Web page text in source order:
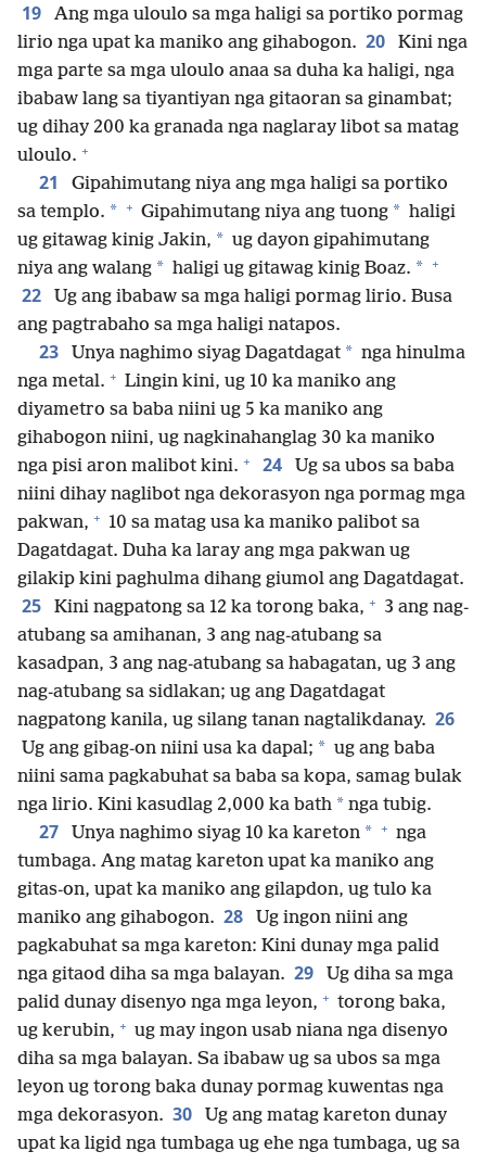
19
Ang mga uloulo sa mga haligi sa portiko pormag
lirio nga upat ka maniko ang gihabogon. 20
Kini nga
mga parte sa mga uloulo anaa sa duha ka haligi, nga
ibabaw lang sa tiyantiyan nga gitaoran sa ginambat;
ug dihay 200 ka granada nga naglaray libot sa matag
uloulo. +
21
Gipahimutang niya ang mga haligi sa portiko
sa templo. * + Gipahimutang niya ang tuong * haligi
ug gitawag kinig Jakin, * ug dayon gipahimutang
niya ang walang * haligi ug gitawag kinig Boaz. * +
22
Ug ang ibabaw sa mga haligi pormag lirio. Busa
ang pagtrabaho sa mga haligi natapos.
23 Unya naghimo siyag Dagatdagat * nga hinulma
nga metal. + Lingin kini, ug 10 ka maniko ang
diyametro sa baba niini ug 5 ka maniko ang
gihabogon niini, ug nagkinahanglag 30 ka maniko
nga pisi aron malibot kini. + 24
Ug sa ubos sa baba
niini dihay naglibot nga dekorasyon nga pormag mga
pakwan, + 10 sa matag usa ka maniko palibot sa
Dagatdagat. Duha ka laray ang mga pakwan ug
gilakip kini paghulma dihang giumol ang Dagatdagat.
25 Kini nagpatong sa 12 ka torong baka, + 3 ang nag-
atubang sa amihanan, 3 ang nag-atubang sa
kasadpan, 3 ang nag-atubang sa habagatan, ug 3 ang
nag-atubang sa sidlakan; ug ang Dagatdagat
nagpatong kanila, ug silang tanan nagtalikdanay. 26
Ug ang gibag-on niini usa ka dapal; * ug ang baba
niini sama pagkabuhat sa baba sa kopa, samag bulak
nga lirio. Kini kasudlag 2,000 ka bath * nga tubig.
27 Unya naghimo siyag 10 ka kareton * + nga
tumbaga. Ang matag kareton upat ka maniko ang
gitas-on, upat ka maniko ang gilapdon, ug tulo ka
maniko ang gihabogon. 28
Ug ingon niini ang
pagkabuhat sa mga kareton: Kini dunay mga palid
nga gitaod diha sa mga balayan. 29
Ug diha sa mga
palid dunay disenyo nga mga leyon, + torong baka,
ug kerubin, + ug may ingon usab niana nga disenyo
diha sa mga balayan. Sa ibabaw ug sa ubos sa mga
leyon ug torong baka dunay pormag kuwentas nga
mga dekorasyon. 30
Ug ang matag kareton dunay
upat ka ligid nga tumbaga ug ehe nga tumbaga, ug sa